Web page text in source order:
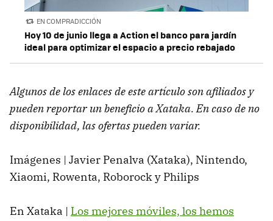
EN COMPRADICCIÓN
Hoy 10 de junio llega a Action el banco para jardín
ideal para optimizar el espacio a precio rebajado
Algunos de los enlaces de este artículo son afiliados y
pueden reportar un beneficio a Xataka. En caso de no
disponibilidad, las ofertas pueden variar.
Imágenes | Javier Penalva (Xataka), Nintendo,
Xiaomi, Rowenta, Roborock y Philips
En Xataka | Los mejores móviles, los hemos